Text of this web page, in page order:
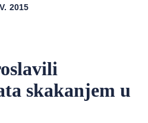
2015
skakanjem u